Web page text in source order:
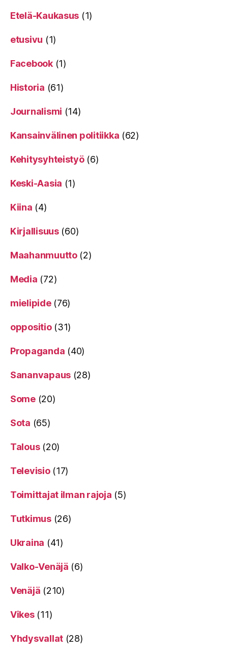
Etelä-Kaukasus (1)
etusivu (1)
Facebook(1)
Historia (61)
Journalismi (14)
Kansainvälinen politiikka (62)
Kehitysyhteistyö(6)
Keski-Aasia (1)
Kiina (4)
Kirjallisuus(60)
Maahanmuutto(2)
Media (72)
mielipide(76)
oppositio(31)
Propaganda (40)
Sananvapaus (28)
Some(20)
Sota (65)
Talous(20)
Televisio(17)
Toimittajat ilman rajoja (5)
Tutkimus(26)
Ukraina (41)
Valko-Venäjä (6)
Venäjä (210)
Vikes(11)
Yhdysvallat (28)